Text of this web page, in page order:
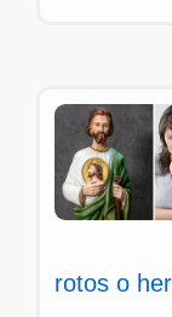
rotos o